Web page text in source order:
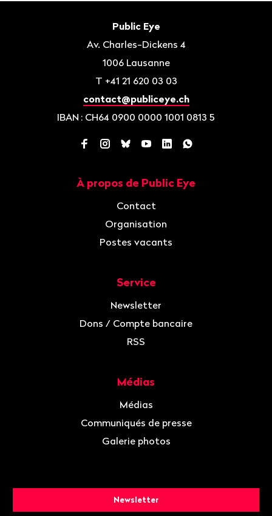
Public Eye
Av. Charles-Dickens 4
1006 Lausanne
T +41 21 620 03 03
contact@publiceye.ch
IBAN : CH64 0900 0000 1001 0813 5
Facebook
Instagram
BlueskyYouTube
LinkedInWhatsApp
À propos de Public Eye
Contact
Organisation
Postes vacants
Service
Newsletter
Dons / Compte bancaire
RSS
Médias
Médias
Communiqués de presse
Galerie photos
Newsletter